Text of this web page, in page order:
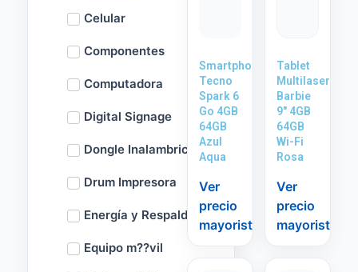
Celular
Componentes
Computadora
Digital Signage
Dongle Inalambrico
Drum Impresora
Energía y Respaldo
Equipo m??vil
Smartphone
Tecno
Spark 6
Go 4GB
64GB
Azul
Aqua
Ver
precio
mayorista
Tablet
Multilaser
Barbie
9″ 4GB
64GB
Wi-Fi
Rosa
Ver
precio
mayorista